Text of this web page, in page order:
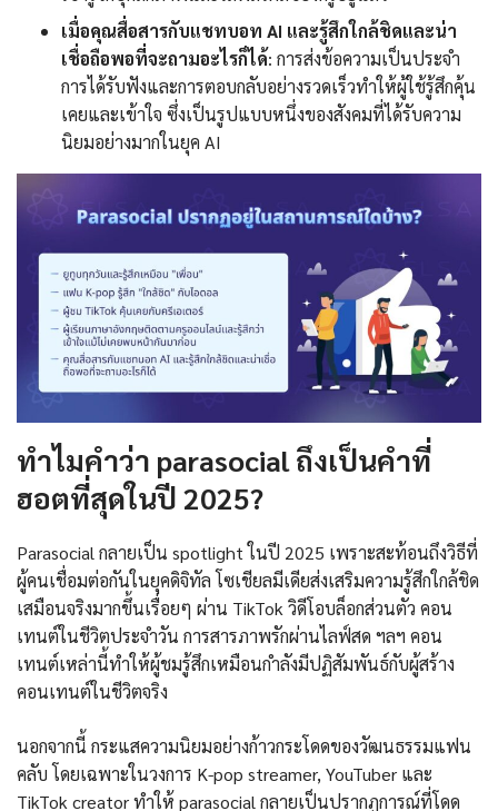
เมื่อคุณสื่อสารกับแชทบอท AI และรู้สึกใกล้ชิดและน่า
เชื่อถือพอที่จะถามอะไรก็ได้: การส่งข้อความเป็นประจำ
การได้รับฟังและการตอบกลับอย่างรวดเร็วทำให้ผู้ใช้รู้สึกคุ้น
เคยและเข้าใจ ซึ่งเป็นรูปแบบหนึ่งของสังคมที่ได้รับความ
นิยมอย่างมากในยุค AI
ทำไมคำว่า parasocial ถึงเป็นคำที่
ฮอตที่สุดในปี 2025?
Parasocial กลายเป็น spotlight ในปี 2025 เพราะสะท้อนถึงวิธีที่
ผู้คนเชื่อมต่อกันในยุคดิจิทัล โซเชียลมีเดียส่งเสริมความรู้สึกใกล้ชิด
เสมือนจริงมากขึ้นเรื่อยๆ ผ่าน TikTok วิดีโอบล็อกส่วนตัว คอน
เทนต์ในชีวิตประจำวัน การสารภาพรักผ่านไลฟ์สด ฯลฯ คอน
เทนต์เหล่านี้ทำให้ผู้ชมรู้สึกเหมือนกำลังมีปฏิสัมพันธ์กับผู้สร้าง
คอนเทนต์ในชีวิตจริง
นอกจากนี้ กระแสความนิยมอย่างก้าวกระโดดของวัฒนธรรมแฟน
คลับ โดยเฉพาะในวงการ K-pop streamer, YouTuber และ
TikTok creator ทำให้ parasocial กลายเป็นปรากฏการณ์ที่โดด